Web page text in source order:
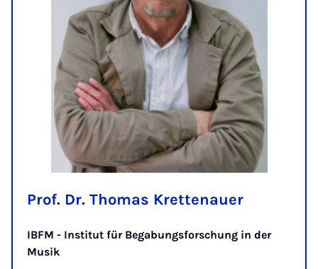
Prof. Dr. Thomas Krettenauer
IBFM - Institut für Begabungsforschung in der
Musik